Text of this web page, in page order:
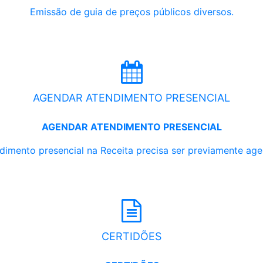
Emissão de guia de preços públicos diversos.
AGENDAR ATENDIMENTO PRESENCIAL
AGENDAR ATENDIMENTO PRESENCIAL
presencial na Receita precisa ser previamente
CERTIDÕES